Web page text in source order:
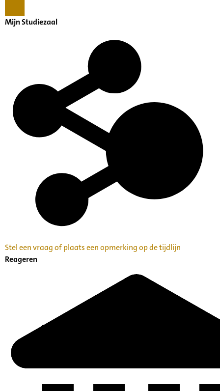
Mijn Studiezaal
Stel een vraag of plaats een opmerking op de tijdlijn
Reageren